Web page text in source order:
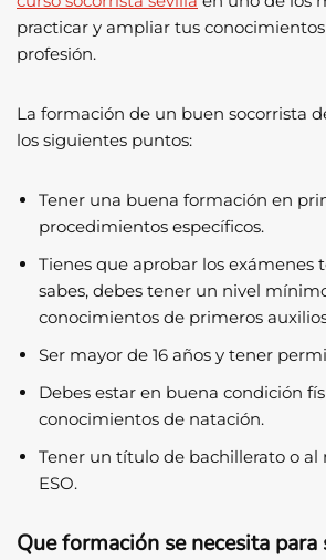
practicar y ampliar tus
profesión.
La formación de un buen socorrista
los siguientes puntos:
Tener una buena formación en
procedimientos específicos.
Tienes que aprobar los exámenes
sabes, debes tener un nivel
conocimientos de primeros
Ser mayor de 16 años y tener
Debes estar en buena condición
conocimientos de natación.
Tener un título de bachillerato o al
ESO.
Que formación se necesita